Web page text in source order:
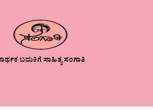
ಬದುಕಿಗೆ ಸಾಹಿತ್ಯ ಸಂಗಾತಿ